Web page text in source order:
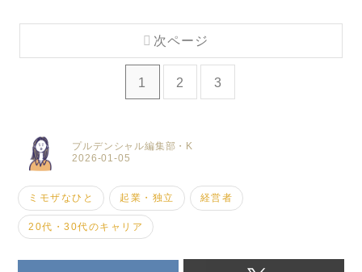
1 2 3
次ページ
2026-01-05
プルデンシャル編集部・K
ミモザなひと 起業・独立 経営者
20代・30代のキャリア